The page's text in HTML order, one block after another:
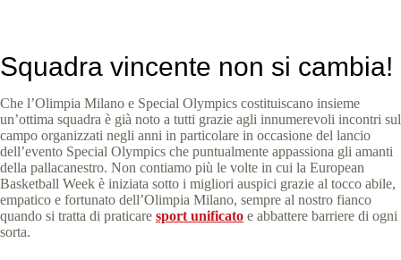
Squadra vincente non si cambia!
Che l’Olimpia Milano e Special Olympics costituiscano insieme
un’ottima squadra è già noto a tutti grazie agli innumerevoli incontri sul
campo organizzati negli anni in particolare in occasione del lancio
dell’evento Special Olympics che puntualmente appassiona gli amanti
della pallacanestro. Non contiamo più le volte in cui la European
Basketball Week è iniziata sotto i migliori auspici grazie al tocco abile,
empatico e fortunato dell’Olimpia Milano, sempre al nostro fianco
quando si tratta di praticare sport unificato e abbattere barriere di ogni
sorta.